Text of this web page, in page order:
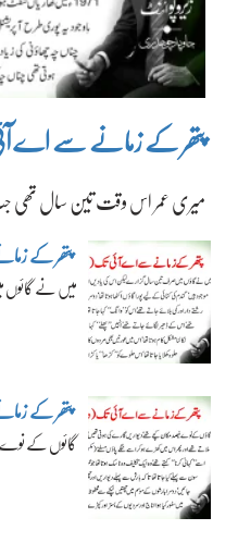
پتھر کے زمانے سے اے
میری عمر اس وقت تین سال
پتھر کے
میں نے
پتھر کے
گائوں کے